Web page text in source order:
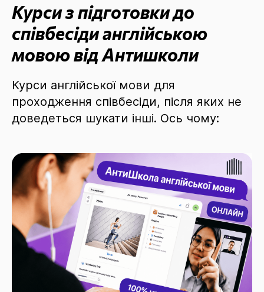
Курси з підготовки до
співбесіди англійською
мовою від Антишколи
Курси англійської мови для
проходження співбесіди, після яких не
доведеться шукати інші. Ось чому: